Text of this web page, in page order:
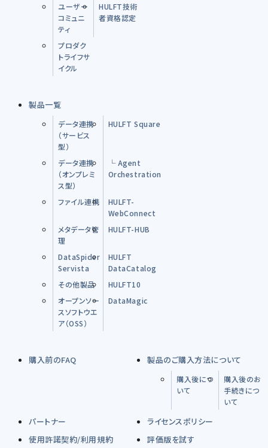
ユーザー
コミュニ
ティ
HULFT技術
者資格認定
プロダク
トライフサ
イクル
製品一覧
データ連携
（サービス
型）
HULFT Square
データ連携
（オンプレミ
ス型）
└ Agent
Orchestration
ファイル連携
HULFT-
WebConnect
メタデータ管
理
HULFT-HUB
DataSpider
Servista
HULFT
DataCatalog
その他製品
HULFT10
オープンソー
スソフトウエ
ア（OSS）
DataMagic
購入前のFAQ 製品のご購入方法について
購入後につ
いて
購入後のお
手続きにつ
いて
パートナー
ライセンスポリシー
使用許諾契約/利用規約
評価版を試す